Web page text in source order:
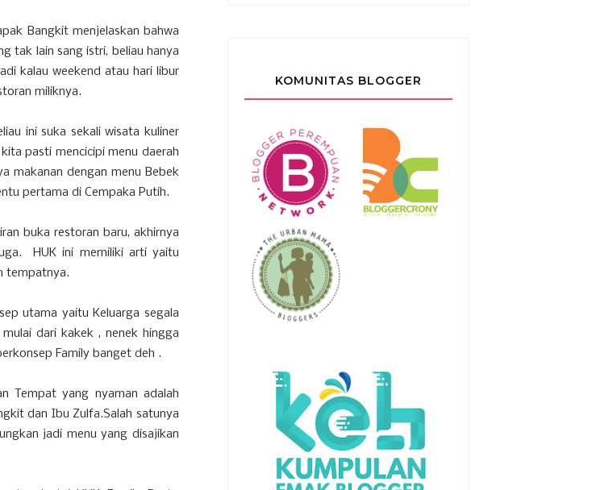
Bangkit menjelaskan bahwa
tak lain sang istri, beliau hanya
kalau weekend atau hari libur
miliknya.
ini suka sekali wisata kuliner
pasti mencicipi menu daerah
makanan dengan menu Bebek
pertama di Cempaka Putih.
buka restoran baru, akhirnya
HUK ini memiliki arti yaitu
tempatnya.
utama yaitu Keluarga segala
dari kakek , nenek hingga
Family banget deh .
Tempat yang nyaman adalah
dan Ibu Zulfa.Salah satunya
jadi menu yang disajikan
KOMUNITAS BLOGGER